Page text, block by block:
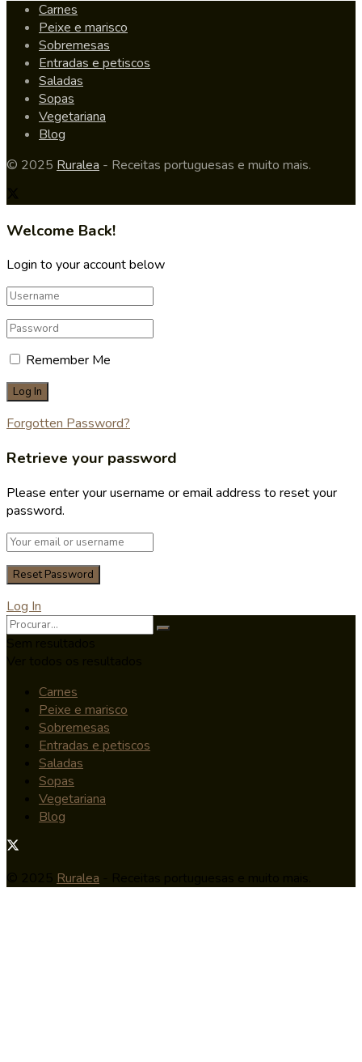
Carnes
Peixe e marisco
Sobremesas
Entradas e petiscos
Saladas
Sopas
Vegetariana
Blog
© 2025 Ruralea - Receitas portuguesas e muito mais.
Welcome Back!
Login to your account below
Remember Me
Forgotten Password?
Retrieve your password
Please enter your username or email address to reset your
password.
Log In
Carnes
Peixe e marisco
Sobremesas
Entradas e petiscos
Saladas
Sopas
Vegetariana
Blog
Ruralea